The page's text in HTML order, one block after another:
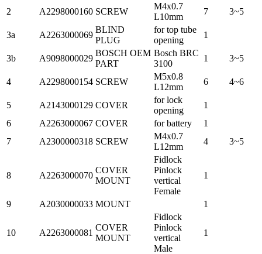
2 A2298000160 SCREW
M4x0.7
L10mm
7 3~5
3a A2263000069
BLIND
PLUG
for top tube
opening
1
3b A9098000029
BOSCH OEM
PART
Bosch BRC
3100
1 3~5
4 A2298000154 SCREW
M5x0.8
L12mm
6 4~6
5 A2143000129 COVER
for lock
opening
1
6
A2263000067 COVER for battery
1
7
A2300000318 SCREW
M4x0.7
L12mm
4 3~5
8 A2263000070
COVER
MOUNT
Fidlock
Pinlock
vertical
Female
1
9 A2030000033 MOUNT 1
10 A2263000081
COVER
MOUNT
Fidlock
Pinlock
vertical
Male
1